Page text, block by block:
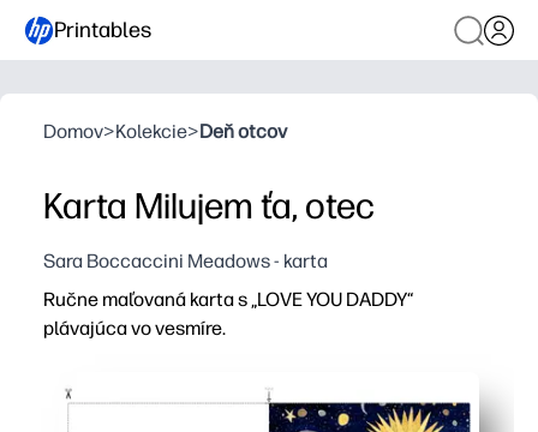
Printables
Domov>Kolekcie>Deň otcov
Karta Milujem ťa, otec
Sara Boccaccini Meadows - karta
Ručne maľovaná karta s „LOVE YOU DADDY“
plávajúca vo vesmíre.